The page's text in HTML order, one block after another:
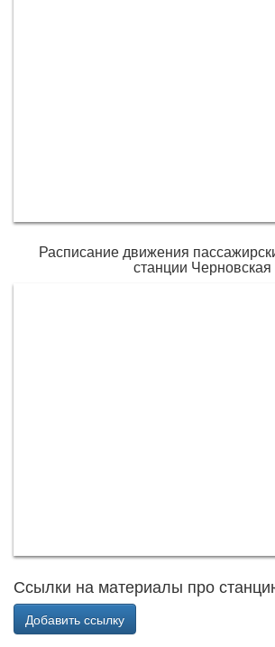
Расписание движения
станции Черновская
Ссылки на материалы про
Добавить ссылку